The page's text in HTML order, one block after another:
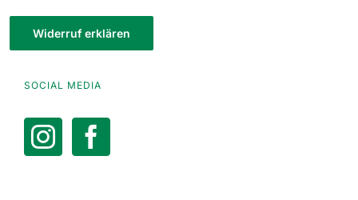
Widerruf erklären
SOCIAL MEDIA